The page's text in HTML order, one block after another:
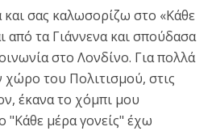
και σας καλωσορίζω στο «Κάθε
από τα Γιάννενα και σπούδασα
στο Λονδίνο. Για πολλά
χώρο του Πολιτισμού, στις
έκανα το χόμπι μου
"Κάθε μέρα γονείς" έχω